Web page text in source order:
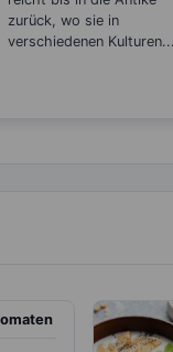
zurück, wo sie in
verschiedenen Kulturen...